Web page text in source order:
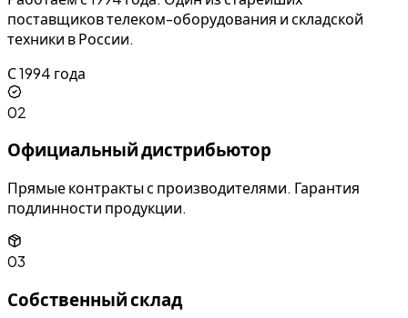
поставщиков телеком-оборудования и складской
техники в России.
С 1994 года
02
Официальный дистрибьютор
Прямые контракты с производителями. Гарантия
подлинности продукции.
03
Собственный склад